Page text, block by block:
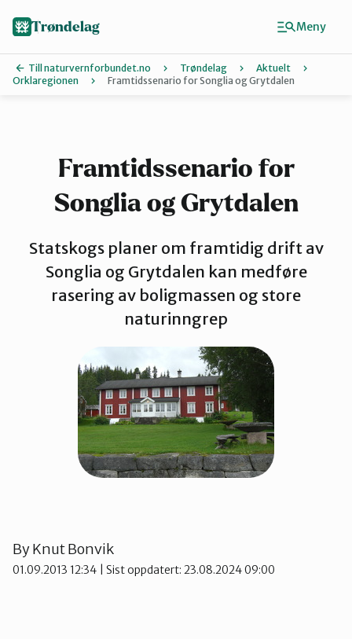
Inderøy
Levanger
Namdalen
Orklaregionen
Selbu og Tydal
Trøndelag
Till naturvernforbundet.no Trøndelag
Aktuelt
Orklaregionen
Framtidssenario for Songlia og Grytdalen
Framtidssenario for
Songlia og Grytdalen
Statskogs planer om framtidig drift av
Songlia og Grytdalen kan medføre
rasering av boligmassen og store
naturinngrep
ByKnut Bonvik
01.09.2013 12:34 | Sist oppdatert: 23.08.2024 09:00